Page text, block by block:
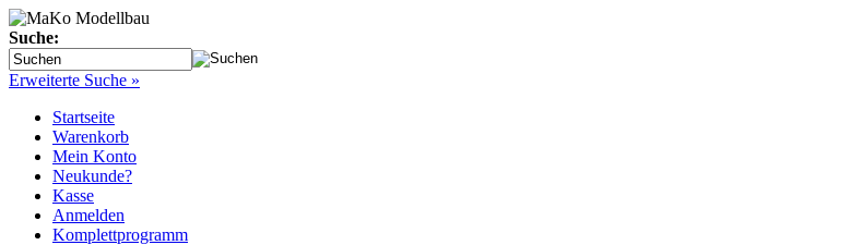
Suche:
Erweiterte Suche »
Startseite
Warenkorb
Mein Konto
Neukunde?
Kasse
Anmelden
Komplettprogramm